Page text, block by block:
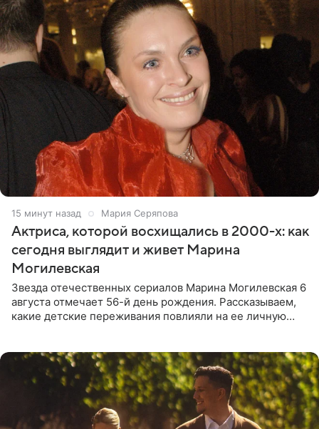
15 минут назад Мария Серяпова
Актриса, которой восхищались в 2000-х: как
сегодня выглядит и живет Марина
Могилевская
Звезда отечественных сериалов Марина Могилевская 6
августа отмечает 56-й день рождения. Рассказываем,
какие детские переживания повлияли на ее личную